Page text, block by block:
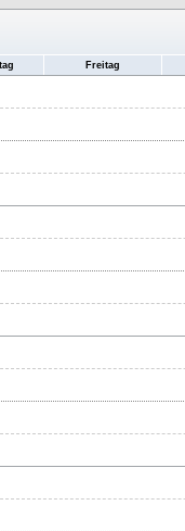
Freitag